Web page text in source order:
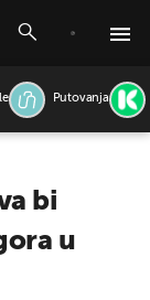
Putovanja
bi
u